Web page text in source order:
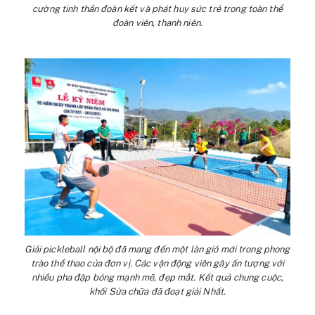
cường tinh thần đoàn kết và phát huy sức trẻ trong toàn thể
đoàn viên, thanh niên.
Giải pickleball nội bộ đã mang đến một làn gió mới trong phong
trào thể thao của đơn vị. Các vận động viên gây ấn tượng với
nhiều pha đập bóng mạnh mẽ, đẹp mắt. Kết quả chung cuộc,
khối Sửa chữa đã đoạt giải Nhất.